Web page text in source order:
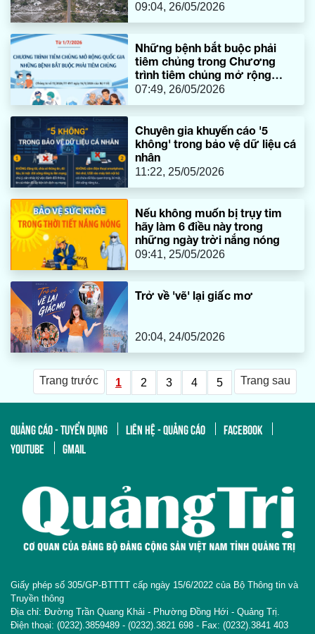
09:04, 26/05/2026
Những bệnh bắt buộc phải
tiêm chủng trong Chương
trình tiêm chủng mở rộng
quốc gia
07:49, 26/05/2026
Chuyên gia khuyến cáo '5
không' trong bảo vệ dữ liệu cá
nhân
11:22, 25/05/2026
Nếu không muốn bị trụy tim
hãy làm 6 điều này trong
những ngày trời nắng nóng
09:41, 25/05/2026
Trở về 'vẽ' lại giấc mơ
20:04, 24/05/2026
Trang trước 1 2 3 4 5 Trang sau
QUẢNG CÁO - TUYỂN DỤNG LIÊN HỆ - QUẢNG CÁO
FACEBOOK
YOUTUBE
GMAIL
Giấy phép số 305/GP-BTTTT cấp ngày 15/6/2022 của Bộ Thông tin và
Truyền thông
Địa chỉ: Đường Trần Quang Khải - Phường Đồng Hới - Quảng Trị.
Điện thoại: (0232).3859489 - (0232).3821 698 - Fax: (0232).3841 403